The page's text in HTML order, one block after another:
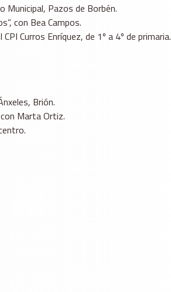
Municipal, Pazos de Borbén.
con Bea Campos.
Curros Enríquez, de 1º a 4º de primaria.
Brión.
con Marta Ortiz.